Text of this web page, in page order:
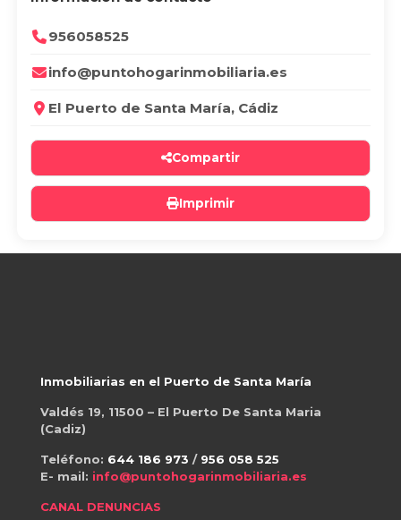
956058525
info@puntohogarinmobiliaria.es
El Puerto de Santa María, Cádiz
Compartir
Imprimir
Inmobiliarias en el Puerto de Santa María
Valdés 19, 11500 – El Puerto De Santa Maria
(Cadiz)
Teléfono: 644 186 973 / 956 058 525
E- mail: info@puntohogarinmobiliaria.es
CANAL DENUNCIAS